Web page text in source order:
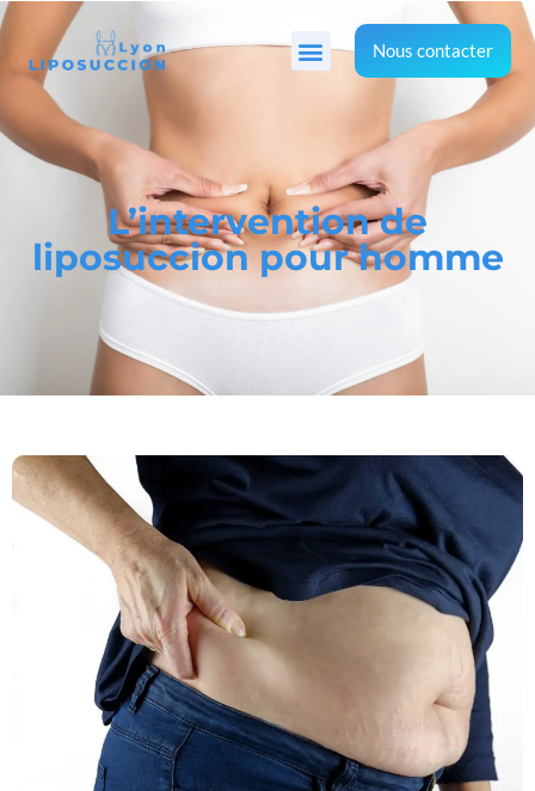
Nous contacter
L’intervention de
liposuccion pour homme